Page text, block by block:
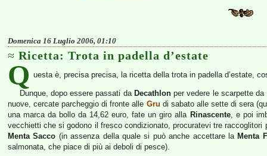
Domenica 16 Luglio 2006, 01:10
Ricetta: Trota in padella d’estate
Q uesta è, precisa precisa, la ricetta della trota in padella d’estate,
Dunque, dopo essere passati da Decathlonper vedere le scarpette
nuove, cercate parcheggio di fronte alle Gru di sabato alle sette di sera
una marca da bollo da 14,62 euro, fate un giro alla Rinascente, e poi
vecchietti che si godono il fresco condizionato, procuratevi tre
Menta Sacco (in assenza della quale si può anche accettare la Menta
salmonata, che piace di più ai deboli di pesce).